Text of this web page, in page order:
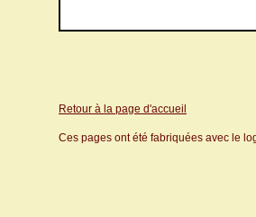
Retour à la page d'accueil
Ces pages ont été fabriquées avec le